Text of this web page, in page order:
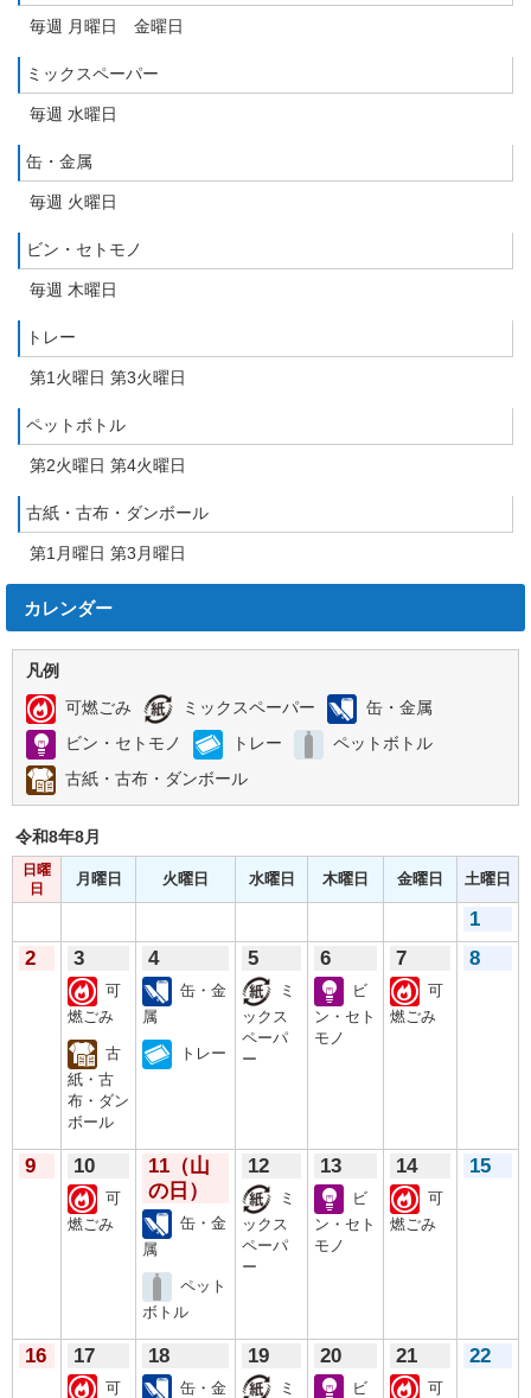
毎週 月曜日 金曜日
ミックスペーパー
毎週 水曜日
缶・金属
毎週 火曜日
ビン・セトモノ
毎週 木曜日
トレー
第1火曜日 第3火曜日
ペットボトル
第2火曜日 第4火曜日
古紙・古布・ダンボール
第1月曜日 第3月曜日
カレンダー
凡例
可燃ごみ ミックスペーパー
缶・金属
ビン・セトモノ
トレー
ペットボトル
古紙・古布・ダンボール
令和8年8月
日曜
日
月曜日 火曜日 水曜日 木曜日 金曜日 土曜日
1
2
3
可
燃ごみ
古
紙・古
布・ダン
ボール
4
缶・金
属
トレー
5
ミ
ックス
ペーパ
ー
6
ビ
ン・セト
モノ
7
可
燃ごみ
8
9 10
可
燃ごみ
11 （山
の日）
缶・金
属
ペット
ボトル
12
ミ
ックス
ペーパ
ー
13
ビ
ン・セト
モノ
14
可
燃ごみ
15
16 17
可
18
缶・金
19
ミ
20
ビ
21
可
22